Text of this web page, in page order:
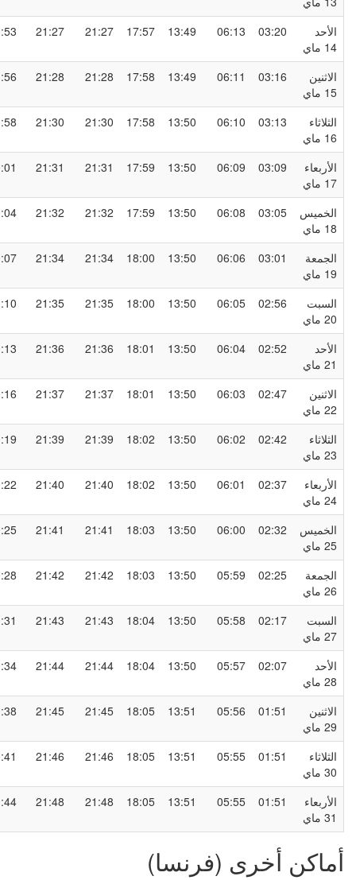
03:20
06:13
13:49
17:57
21:27
21:27
23:53
03:16
06:11
13:49
17:58
21:28
21:28
23:56
03:13
06:10
13:50
17:58
21:30
21:30
23:58
03:09
06:09
13:50
17:59
21:31
21:31
00:01
03:05
06:08
13:50
17:59
21:32
21:32
00:04
03:01
06:06
13:50
18:00
21:34
21:34
00:07
02:56
06:05
13:50
18:00
21:35
21:35
00:10
02:52
06:04
13:50
18:01
21:36
21:36
00:13
02:47
06:03
13:50
18:01
21:37
21:37
00:16
02:42
06:02
13:50
18:02
21:39
21:39
00:19
02:37
06:01
13:50
18:02
21:40
21:40
00:22
02:32
06:00
13:50
18:03
21:41
21:41
00:25
02:25
05:59
13:50
18:03
21:42
21:42
00:28
02:17
05:58
13:50
18:04
21:43
21:43
00:31
02:07
05:57
13:50
18:04
21:44
21:44
00:34
01:51
05:56
13:51
18:05
21:45
21:45
00:38
01:51
05:55
13:51
18:05
21:46
21:46
00:41
01:51
05:55
13:51
18:05
21:48
21:48
00:44
أخرى (فرنسا)